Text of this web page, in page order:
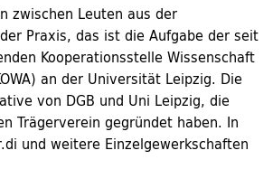
zwischen Leuten aus der
Praxis, das ist die Aufgabe der seit
Kooperationsstelle Wissenschaft
an der Universität Leipzig. Die
von DGB und Uni Leipzig, die
Trägerverein gegründet haben. In
und weitere Einzelgewerkschaften